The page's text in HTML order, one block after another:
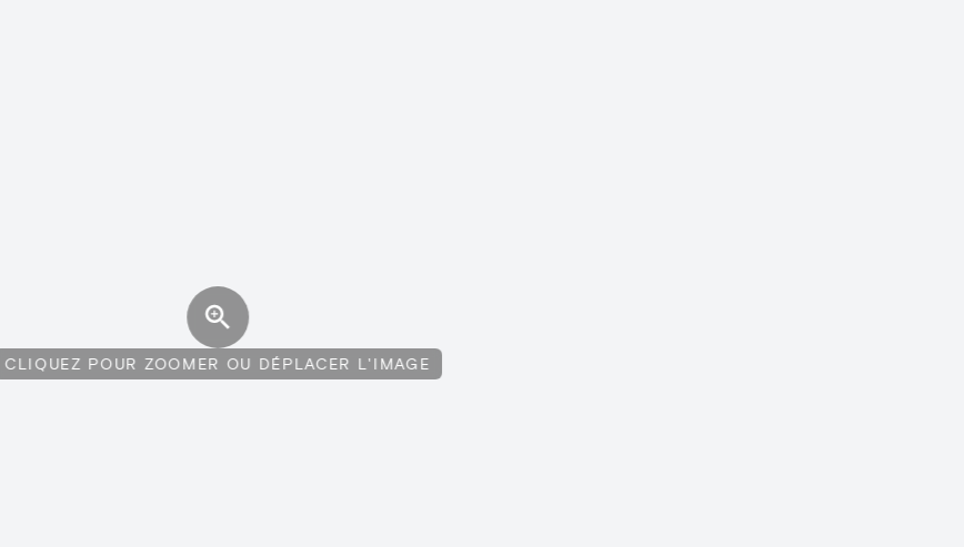
CLIQUEZ POUR ZOOMER OU DÉPLACER L'IMAGE